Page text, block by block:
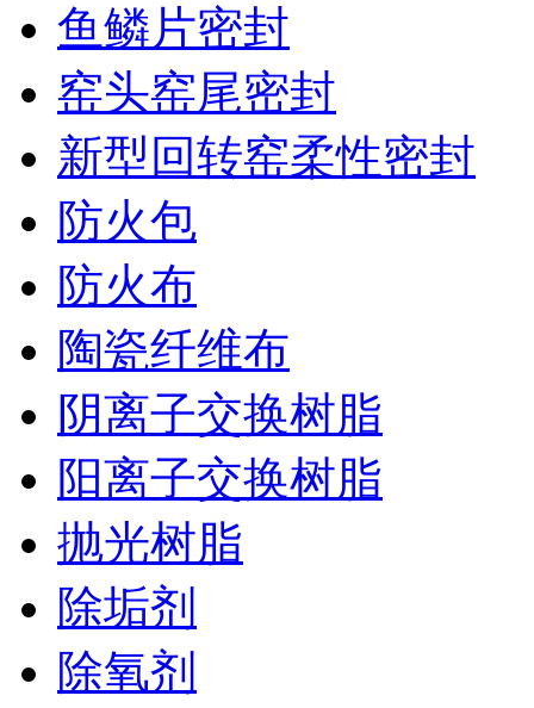
鱼鳞片密封
窑头窑尾密封
新型回转窑柔性密封
防火包
防火布
陶瓷纤维布
阴离子交换树脂
阳离子交换树脂
抛光树脂
除垢剂
除氧剂